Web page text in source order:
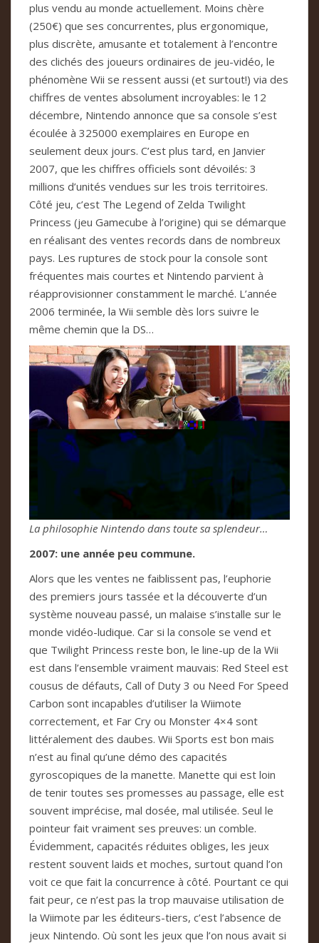
plus vendu au monde actuellement. Moins chère
(250€) que ses concurrentes, plus ergonomique,
plus discrète, amusante et totalement à l’encontre
des clichés des joueurs ordinaires de jeu-vidéo, le
phénomène Wii se ressent aussi (et surtout!) via des
chiffres de ventes absolument incroyables: le 12
décembre, Nintendo annonce que sa console s’est
écoulée à 325000 exemplaires en Europe en
seulement deux jours. C’est plus tard, en Janvier
2007, que les chiffres officiels sont dévoilés: 3
millions d’unités vendues sur les trois territoires.
Côté jeu, c’est The Legend of Zelda Twilight
Princess (jeu Gamecube à l’origine) qui se démarque
en réalisant des ventes records dans de nombreux
pays. Les ruptures de stock pour la console sont
fréquentes mais courtes et Nintendo parvient à
réapprovisionner constamment le marché. L’année
2006 terminée, la Wii semble dès lors suivre le
même chemin que la DS…
La philosophie Nintendo dans toute sa splendeur…
2007: une année peu commune.
Alors que les ventes ne faiblissent pas, l’euphorie
des premiers jours tassée et la découverte d’un
système nouveau passé, un malaise s’installe sur le
monde vidéo-ludique. Car si la console se vend et
que Twilight Princess reste bon, le line-up de la Wii
est dans l’ensemble vraiment mauvais: Red Steel est
cousus de défauts, Call of Duty 3 ou Need For Speed
Carbon sont incapables d’utiliser la Wiimote
correctement, et Far Cry ou Monster 4×4 sont
littéralement des daubes. Wii Sports est bon mais
n’est au final qu’une démo des capacités
gyroscopiques de la manette. Manette qui est loin
de tenir toutes ses promesses au passage, elle est
souvent imprécise, mal dosée, mal utilisée. Seul le
pointeur fait vraiment ses preuves: un comble.
Évidemment, capacités réduites obliges, les jeux
restent souvent laids et moches, surtout quand l’on
voit ce que fait la concurrence à côté. Pourtant ce qui
fait peur, ce n’est pas la trop mauvaise utilisation de
la Wiimote par les éditeurs-tiers, c’est l’absence de
jeux Nintendo. Où sont les jeux que l’on nous avait si